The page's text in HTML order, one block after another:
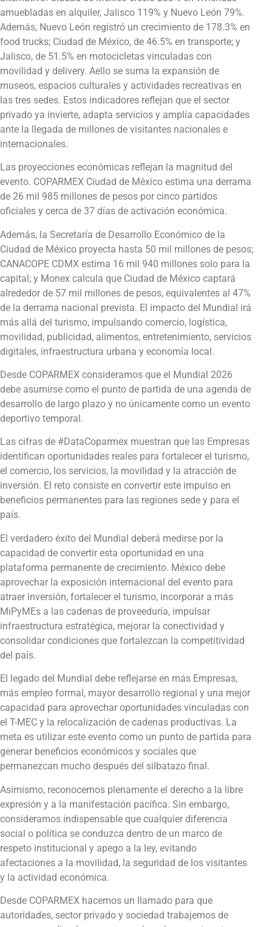
amuebladas en alquiler, Jalisco 119% y Nuevo León 79%.
Además, Nuevo León registró un crecimiento de 178.3% en
food trucks; Ciudad de México, de 46.5% en transporte; y
Jalisco, de 51.5% en motocicletas vinculadas con
movilidad y delivery. Aello se suma la expansión de
museos, espacios culturales y actividades recreativas en
las tres sedes. Estos indicadores reflejan que el sector
privado ya invierte, adapta servicios y amplía capacidades
ante la llegada de millones de visitantes nacionales e
internacionales.
Las proyecciones económicas reflejan la magnitud del
evento. COPARMEX Ciudad de México estima una derrama
de 26 mil 985 millones de pesos por cinco partidos
oficiales y cerca de 37 días de activación económica.
Además, la Secretaría de Desarrollo Económico de la
Ciudad de México proyecta hasta 50 mil millones de pesos;
CANACOPE CDMX estima 16 mil 940 millones solo para la
capital; y Monex calcula que Ciudad de México captará
alrededor de 57 mil millones de pesos, equivalentes al 47%
de la derrama nacional prevista. El impacto del Mundial irá
más allá del turismo, impulsando comercio, logística,
movilidad, publicidad, alimentos, entretenimiento, servicios
digitales, infraestructura urbana y economía local.
Desde COPARMEX consideramos que el Mundial 2026
debe asumirse como el punto de partida de una agenda de
desarrollo de largo plazo y no únicamente como un evento
deportivo temporal.
Las cifras de #DataCoparmex muestran que las Empresas
identifican oportunidades reales para fortalecer el turismo,
el comercio, los servicios, la movilidad y la atracción de
inversión. El reto consiste en convertir este impulso en
beneficios permanentes para las regiones sede y para el
país.
El verdadero éxito del Mundial deberá medirse por la
capacidad de convertir esta oportunidad en una
plataforma permanente de crecimiento. México debe
aprovechar la exposición internacional del evento para
atraer inversión, fortalecer el turismo, incorporar a más
MiPyMEs a las cadenas de proveeduría, impulsar
infraestructura estratégica, mejorar la conectividad y
consolidar condiciones que fortalezcan la competitividad
del país.
El legado del Mundial debe reflejarse en más Empresas,
más empleo formal, mayor desarrollo regional y una mejor
capacidad para aprovechar oportunidades vinculadas con
el T-MEC y la relocalización de cadenas productivas. La
meta es utilizar este evento como un punto de partida para
generar beneficios económicos y sociales que
permanezcan mucho después del silbatazo final.
Asimismo, reconocemos plenamente el derecho a la libre
expresión y a la manifestación pacífica. Sin embargo,
consideramos indispensable que cualquier diferencia
social o política se conduzca dentro de un marco de
respeto institucional y apego a la ley, evitando
afectaciones a la movilidad, la seguridad de los visitantes
y la actividad económica.
Desde COPARMEX hacemos un llamado para que
autoridades, sector privado y sociedad trabajemos de